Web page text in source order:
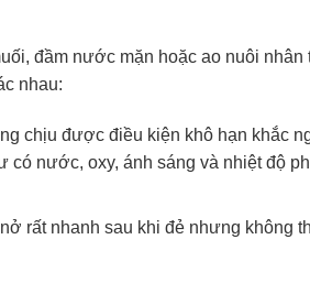
đầm nước mặn hoặc ao nuôi nhân
nhau:
chịu được điều kiện khô hạn khắc
nước, oxy, ánh sáng và nhiệt độ
rất nhanh sau khi đẻ nhưng không